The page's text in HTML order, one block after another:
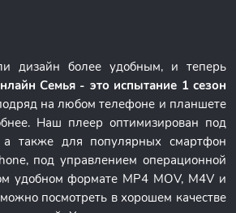
дизайн более удобным, и теперь
Семья - это испытание 1 сезон
на любом телефоне и планшете
Наш плеер оптимизирован под
также для популярных смартфон
под управлением операционной
удобном формате MP4 MOV, M4V и
посмотреть в хорошем качестве